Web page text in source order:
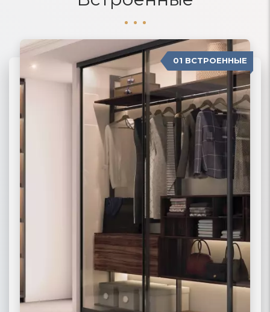
04 П-ОБРАЗНЫЕ 01 ВСТРОЕННЫЕ
02 РАДИУСНЫЕ
03 МОДЕРН